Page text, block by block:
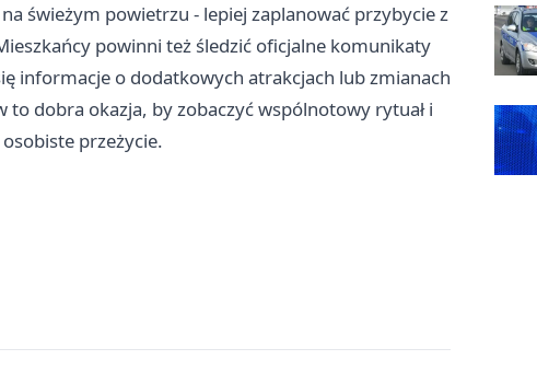
świeżym powietrzu - lepiej zaplanować przybycie z
powinni też śledzić oficjalne komunikaty
informacje o dodatkowych atrakcjach lub zmianach
dobra okazja, by zobaczyć wspólnotowy rytuał i
przeżycie.